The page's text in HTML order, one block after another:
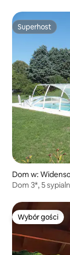
Superhost
Superhost
Dom w:
Dom 3*, 5
Wybór gości
Wybór gości